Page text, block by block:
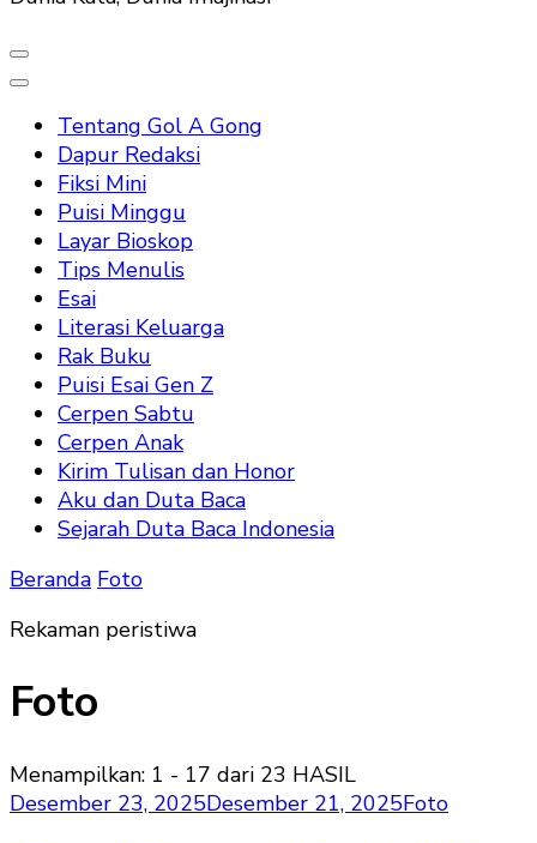
Tentang Gol A Gong
Dapur Redaksi
Fiksi Mini
Puisi Minggu
Layar Bioskop
Tips Menulis
Esai
Literasi Keluarga
Rak Buku
Puisi Esai Gen Z
Cerpen Sabtu
Cerpen Anak
Kirim Tulisan dan Honor
Aku dan Duta Baca
Sejarah Duta Baca Indonesia
Beranda Foto
Rekaman peristiwa
Foto
Menampilkan: 1 - 17 dari 23 HASIL
Desember 23, 2025Desember 21, 2025Foto